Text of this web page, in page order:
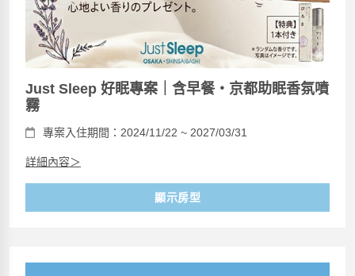
Just Sleep 好眠專案｜含早餐・京都助眠香氛噴
霧
專案入住期間：2024/11/22 ~ 2027/03/31
詳細內容＞
顯示房型